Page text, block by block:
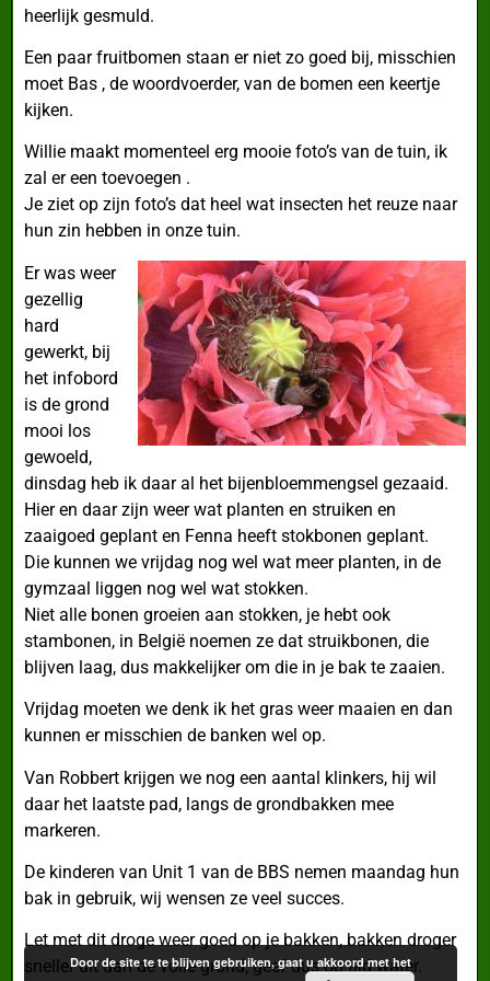
heerlijk gesmuld.
Een paar fruitbomen staan er niet zo goed bij, misschien
moet Bas , de woordvoerder, van de bomen een keertje
kijken.
Willie maakt momenteel erg mooie foto’s van de tuin, ik
zal er een toevoegen .
Je ziet op zijn foto’s dat heel wat insecten het reuze naar
hun zin hebben in onze tuin.
Er was weer
gezellig
hard
gewerkt, bij
het infobord
is de grond
mooi los
gewoeld,
dinsdag heb ik daar al het bijenbloemmengsel gezaaid.
Hier en daar zijn weer wat planten en struiken en
zaaigoed geplant en Fenna heeft stokbonen geplant.
Die kunnen we vrijdag nog wel wat meer planten, in de
gymzaal liggen nog wel wat stokken.
Niet alle bonen groeien aan stokken, je hebt ook
stambonen, in België noemen ze dat struikbonen, die
blijven laag, dus makkelijker om die in je bak te zaaien.
Vrijdag moeten we denk ik het gras weer maaien en dan
kunnen er misschien de banken wel op.
Van Robbert krijgen we nog een aantal klinkers, hij wil
daar het laatste pad, langs de grondbakken mee
markeren.
De kinderen van Unit 1 van de BBS nemen maandag hun
bak in gebruik, wij wensen ze veel succes.
Let met dit droge weer goed op je bakken, bakken droger
sneller uit dan de volle grond, geef dus op tijd water.
Door de site te te blijven gebruiken, gaat u akkoord met het